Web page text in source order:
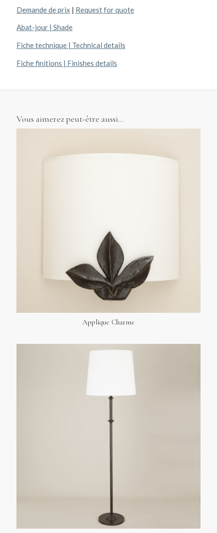
Demande de prix | Request for quote
Abat-jour | Shade
Fiche technique | Technical details
Fiche finitions | Finishes details
Vous aimerez peut-être aussi…
Applique Charme